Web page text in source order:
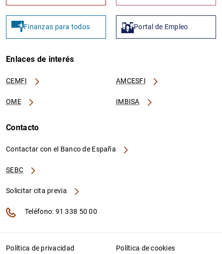
Finanzas para todos Portal de Empleo
Enlaces de interés
CEMFI AMCESFI
OME IMBISA
Contacto
Contactar con el Banco de España
SEBC
Solicitar cita previa
Teléfono: 91 338 50 00
Política de privacidad Política de cookies